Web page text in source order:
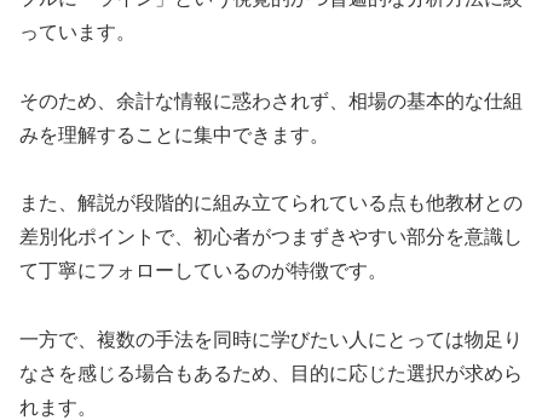
っています。
そのため、余計な情報に惑わされず、相場の基本的な仕組
みを理解することに集中できます。
また、解説が段階的に組み立てられている点も他教材との
差別化ポイントで、初心者がつまずきやすい部分を意識し
て丁寧にフォローしているのが特徴です。
一方で、複数の手法を同時に学びたい人にとっては物足り
なさを感じる場合もあるため、目的に応じた選択が求めら
れます。